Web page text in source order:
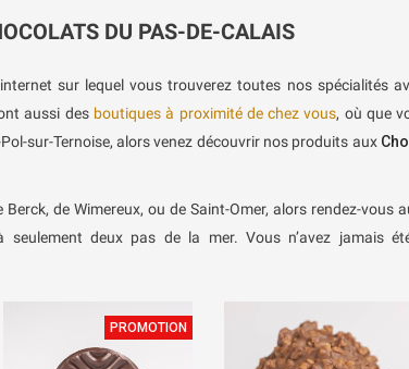
DU PAS-DE-CALAIS
sur lequel vous trouverez toutes nos spécialités
aussi des boutiques à proximité de chez vous, où que
sur-Ternoise, alors venez découvrir nos produits aux
de Wimereux, ou de Saint-Omer, alors rendez-vous
seulement deux pas de la mer. Vous n’avez jamais
PROMOTION